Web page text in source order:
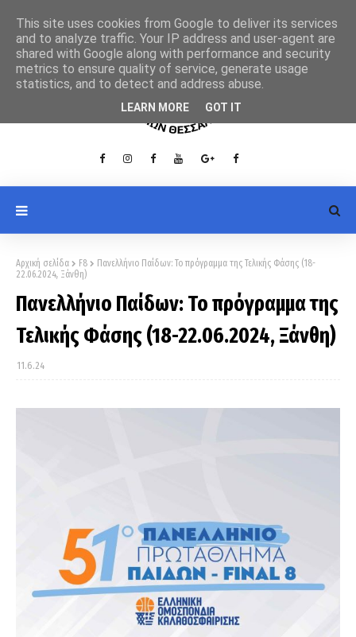
Αρχική σελίδα F8
Πανελλήνιο Παίδων: Το πρόγραμμα της Τελικής Φάσης (18-
22.06.2024, Ξάνθη)
Πανελλήνιο Παίδων: Το πρόγραμμα της
Τελικής Φάσης (18-22.06.2024, Ξάνθη)
11.6.24
This site uses cookies from Google to deliver its services
and to analyze traffic. Your IP address and user-agent are
shared with Google along with performance and security
metrics to ensure quality of service, generate usage
statistics, and to detect and address abuse.
LEARN MORE GOT IT